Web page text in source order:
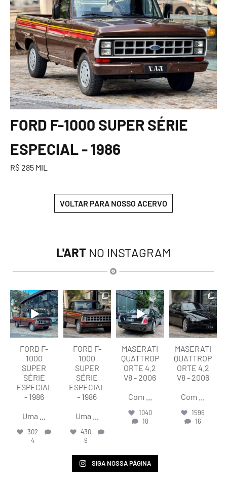
FORD F-1000 SUPER SÉRIE
ESPECIAL - 1986
R$ 285 MIL
VOLTAR PARA NOSSO ACERVO
L'ART NO INSTAGRAM
lart.br
Ago 7
FORD F-
1000
SUPER
SÉRIE
ESPECIAL
- 1986
Uma
302
4
lart.br
Ago 7
FORD F-
1000
SUPER
SÉRIE
ESPECIAL
- 1986
Uma
430
9
lart.br
Ago 6
MASERATI
QUATTROP
ORTE 4.2
V8 - 2006
Com
1040
18
lart.br
Ago 6
MASERATI
QUATTROP
ORTE 4.2
V8 - 2006
Com
1596
16
SIGA NOSSA PÁGINA